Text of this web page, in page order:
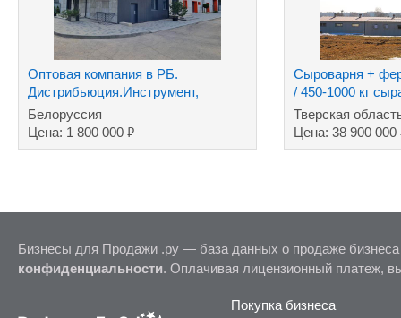
Оптовая компания в РБ.
Дистрибьюция.Инструмент,
хозтовары ТНП.Дилер.
Белоруссия
Цена: 1 800 000 ₽
Сыроварня +
/ 450-1000 кг
Тверская
Цена: 38 900 000
Бизнесы для Продажи .ру — база данных о продаже
конфиденциальности. Оплачивая лицензионный платеж,
Покупка бизнеса